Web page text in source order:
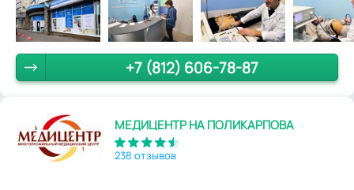
+7 (812) 606-78-87
МЕДИЦЕНТР НА ПОЛИКАРПОВА
238 отзывов